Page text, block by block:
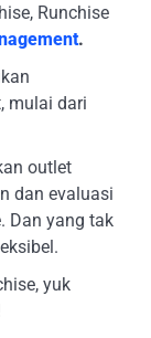
Runchise
.
mulai dari
outlet
dan evaluasi
Dan yang tak
yuk